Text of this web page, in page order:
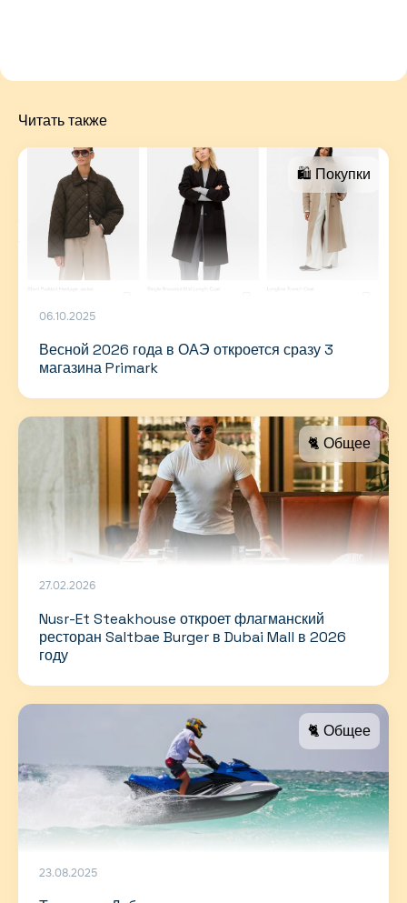
Читать также
🛍 Покупки
06.10.2025
Весной 2026 года в ОАЭ откроется сразу 3
магазина Primark
🐈 Общее
27.02.2026
Nusr-Et Steakhouse откроет флагманский
ресторан Saltbae Burger в Dubai Mall в 2026
году
🐈 Общее
23.08.2025